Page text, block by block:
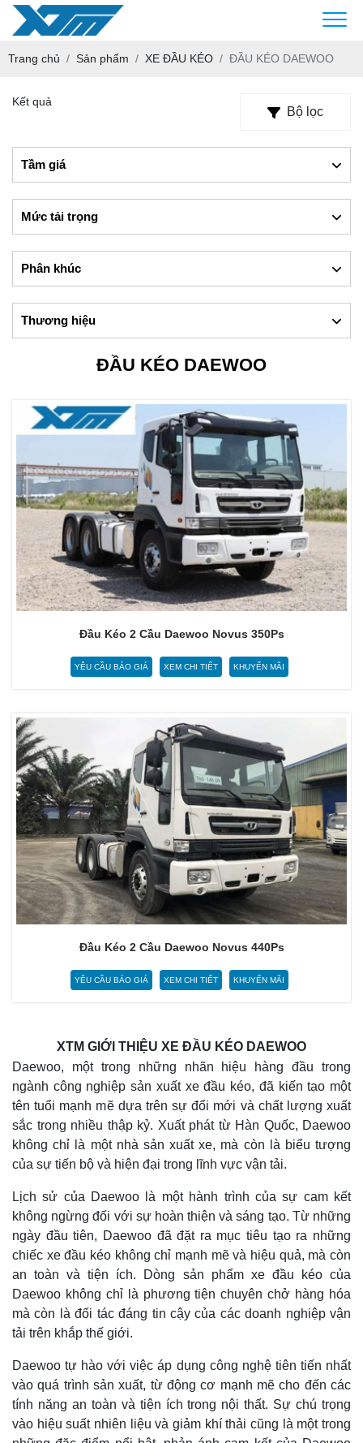
Trang chủ Sản phẩm XE ĐẦU KÉO ĐẦU KÉO DAEWOO
Kết quả
Bộ lọc
Tầm giá
Mức tải trọng
Phân khúc
Thương hiệu
ĐẦU KÉO DAEWOO
Đầu Kéo 2 Cầu Daewoo Novus 350Ps
YÊU CẦU BÁO GIÁ XEM CHI TIẾT KHUYẾN MÃI
Đầu Kéo 2 Cầu Daewoo Novus 440Ps
YÊU CẦU BÁO GIÁ XEM CHI TIẾT KHUYẾN MÃI
XTM GIỚI THIỆU XE ĐẦU KÉO DAEWOO
Daewoo, một trong những nhãn hiệu hàng đầu trong
ngành công nghiệp sản xuất xe đầu kéo, đã kiến tạo một
tên tuổi mạnh mẽ dựa trên sự đổi mới và chất lượng xuất
sắc trong nhiều thập kỷ. Xuất phát từ Hàn Quốc, Daewoo
không chỉ là một nhà sản xuất xe, mà còn là biểu tượng
của sự tiến bộ và hiện đại trong lĩnh vực vận tải.
Lịch sử của Daewoo là một hành trình của sự cam kết
không ngừng đối với sự hoàn thiện và sáng tạo. Từ những
ngày đầu tiên, Daewoo đã đặt ra mục tiêu tạo ra những
chiếc xe đầu kéo không chỉ mạnh mẽ và hiệu quả, mà còn
an toàn và tiện ích. Dòng sản phẩm xe đầu kéo của
Daewoo không chỉ là phương tiện chuyên chở hàng hóa
mà còn là đối tác đáng tin cậy của các doanh nghiệp vận
tải trên khắp thế giới.
Daewoo tự hào với việc áp dụng công nghệ tiên tiến nhất
vào quá trình sản xuất, từ động cơ mạnh mẽ cho đến các
tính năng an toàn và tiện ích trong nội thất. Sự chú trọng
vào hiệu suất nhiên liệu và giảm khí thải cũng là một trong